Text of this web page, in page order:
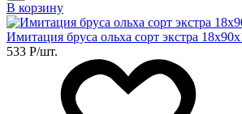
В корзину
Имитация бруса ольха сорт экстра
533 Р/шт.